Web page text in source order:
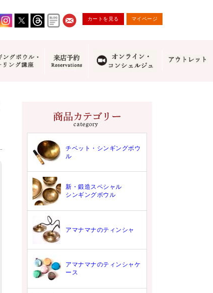
カートを見る マイページ
チベット・シンギングボウ
ル
新・鍛造スペシャル
シンギングボウル
アマナマナのティンシャ
アマナマナのティンシャケ
ース